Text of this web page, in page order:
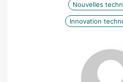
Nouvelles
Innovation